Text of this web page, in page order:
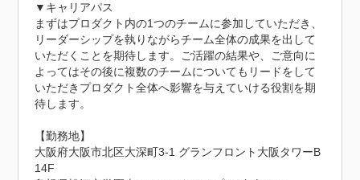
▼キャリアパス
まずはプロダクト内の1つのチームに参加していただき、
リーダーシップを執りながらチーム全体の成果を出して
いただくことを期待します。ご活躍の結果や、ご意向に
よってはその後に複数のチームについてもリードをして
いただきプロダクト全体へ影響を与えていける役割を期
待します。
【勤務地】
大阪府大阪市北区大深町3-1 グランフロント大阪タワーB
14F